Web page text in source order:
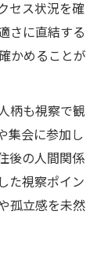
用法を解
ーの利用
る移住相
セス状況を確
さに直結する
かめることが
柄も視察で観
集会に参加し
後の人間関係
た視察ポイン
孤立感を未然